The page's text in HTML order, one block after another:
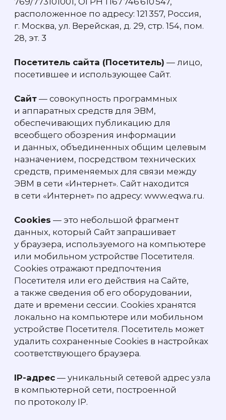
в целях улучшения работы Сайта.
5.2.Сведения о действиях Посетителей
обрабатываются для совершенствования
продуктов и услуг Компании, определения
предпочтений Посетителей,
по продуктам и услугам Компании.
6. ДОПОЛНИТЕЛЬНЫЕ УСЛОВИЯ
изменения в Политику.
6.2.Новая Политика вступает в силу с даты
ее размещения на Сайте, если иное
не предусмотрено новой редакцией
Политики.
6.3.Действующая Политика размещена
в сети «Интернет» по адресу:
www.eqwa.ru/privacy.
6.4.В случае возникновения вопросов,
связанных с обработкой персональных
данных Посетителя или реализации прав
субъекта персональных данных,
Посетитель может связаться с Компанией
электронной почты:
info@eqwa.ru . Срок
ответа на запрос составляет 10 (десять)
рабочих дней.
Поддержка
Ваши вопросы —
наша забота
Оставьте заявку, и наши специалисты
помогут подобрать оборудование,
подключить платежные сервисы
и ответят на ваши вопросы